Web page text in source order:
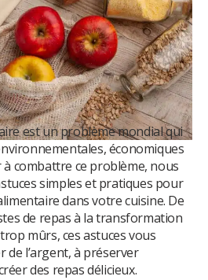
est un problème mondial qui
économiques
à combattre ce problème, nous
simples et pratiques pour
dans votre cuisine. De
de repas à la transformation
mûrs, ces astuces vous
de l’argent, à préserver
des repas délicieux.